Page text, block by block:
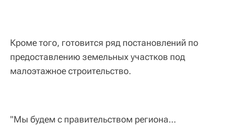
Кроме того, готовится ряд постановлений по
предоставлению земельных участков под
малоэтажное строительство.
"Мы будем с правительством региона...